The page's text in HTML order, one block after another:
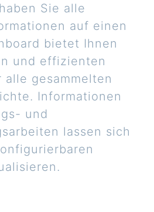
Sie alle
auf einen
bietet Ihnen
und effizienten
gesammelten
Informationen
und
lassen sich